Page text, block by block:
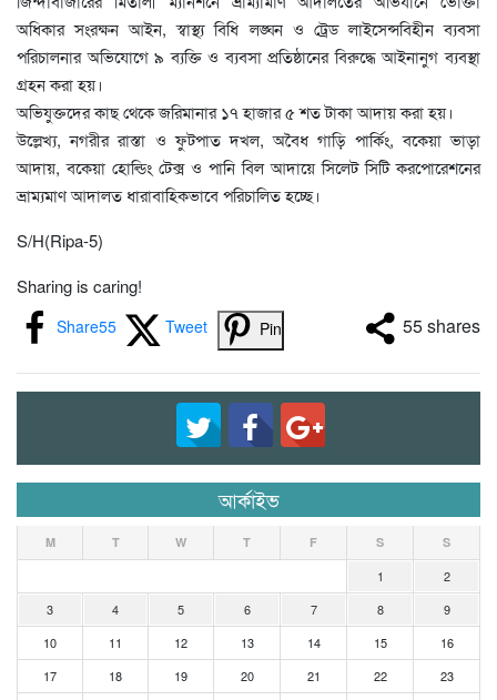
অধিকার সংরক্ষন আইন, স্বাস্থ্য বিধি লঙ্ঘন ও ট্রেড লাইসেন্সবিহীন ব্যবসা
পরিচালনার অভিযোগে ৯ ব্যক্তি ও ব্যবসা প্রতিষ্ঠানের বিরুদ্ধে আইনানুগ ব্যবস্থা
গ্রহন করা হয়।
অভিযুক্তদের কাছ থেকে জরিমানার ১৭ হাজার ৫ শত টাকা আদায় করা হয়।
উল্লেখ্য, নগরীর রাস্তা ও ফুটপাত দখল, অবৈধ গাড়ি পার্কিং, বকেয়া ভাড়া
আদায়, বকেয়া হোল্ডিং টেক্স ও পানি বিল আদায়ে সিলেট সিটি করপোরেশনের
ভ্রাম্যমাণ আদালত ধারাবাহিকভাবে পরিচালিত হচ্ছে।
S/H(Ripa-5)
Sharing is caring!
55shares
Share55 Tweet Pin
আর্কাইভ
M T W T F S S
1
2
3
4 5 6 7 8
9
10
11 12 13 14 15
16
17
18 19 20 21 22
23